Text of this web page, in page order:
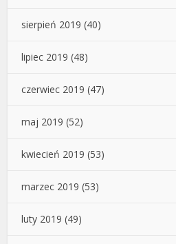
sierpień 2019 (40)
lipiec 2019 (48)
czerwiec 2019 (47)
maj 2019 (52)
kwiecień 2019 (53)
marzec 2019 (53)
luty 2019 (49)